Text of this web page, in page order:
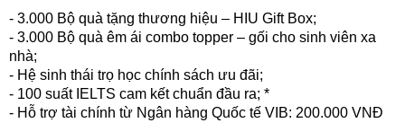
- 3.000 Bộ quà tặng thương hiệu – HIU Gift Box;
- 3.000 Bộ quà êm ái combo topper – gối cho sinh viên xa
nhà;
- Hệ sinh thái trọ học chính sách ưu đãi;
- 100 suất IELTS cam kết chuẩn đầu ra; *
- Hỗ trợ tài chính từ Ngân hàng Quốc tế VIB: 200.000 VNĐ